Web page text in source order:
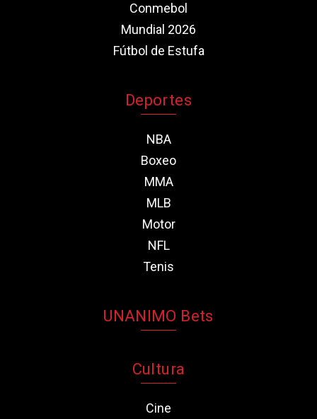
Conmebol
Mundial 2026
Fútbol de Estufa
Deportes
NBA
Boxeo
MMA
MLB
Motor
NFL
Tenis
UNANIMO Bets
Cultura
Cine